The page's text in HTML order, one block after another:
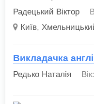
Радецький Віктор
Київ,
Викладачка
Редько Наталія Вік: